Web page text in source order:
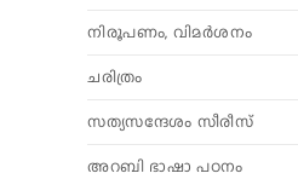
നിരൂപണം, വിമര്‍ശനം
ചരിത്രം
സത്യസന്ദേശം സീരീസ്
അറബി ഭാഷാ പഠനം